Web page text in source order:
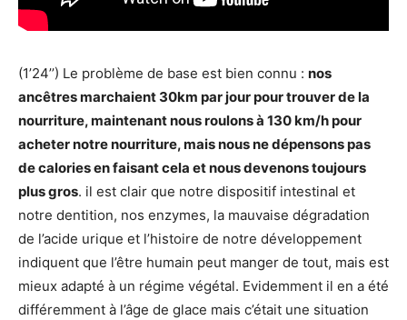
(1’24’’) Le problème de base est bien connu : nos
ancêtres marchaient 30km par jour pour trouver de la
nourriture, maintenant nous roulons à 130 km/h pour
acheter notre nourriture, mais nous ne dépensons pas
de calories en faisant cela et nous devenons toujours
plus gros. il est clair que notre dispositif intestinal et
notre dentition, nos enzymes, la mauvaise dégradation
de l’acide urique et l’histoire de notre développement
indiquent que l’être humain peut manger de tout, mais est
mieux adapté à un régime végétal. Evidemment il en a été
différemment à l’âge de glace mais c’était une situation